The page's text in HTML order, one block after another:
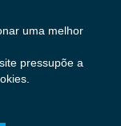
uma melhor
pressupõe a